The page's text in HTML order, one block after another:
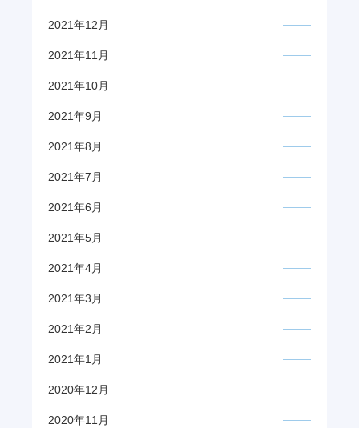
2021年12月
2021年11月
2021年10月
2021年9月
2021年8月
2021年7月
2021年6月
2021年5月
2021年4月
2021年3月
2021年2月
2021年1月
2020年12月
2020年11月